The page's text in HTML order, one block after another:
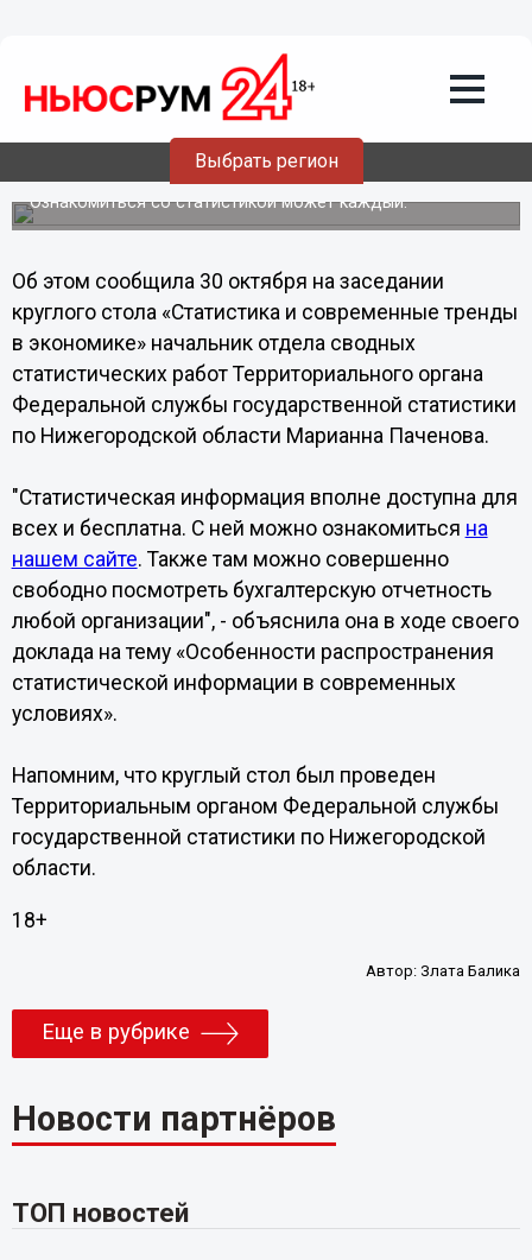
Выбрать регион
30.10.201317:10
Нижегородцы имеют свободный
доступ к статистической информации
Ознакомиться со статистикой может каждый.
Об этом сообщила 30 октября на заседании
круглого стола «Статистика и современные тренды
в экономике» начальник отдела сводных
статистических работ Территориального органа
Федеральной службы государственной статистики
по Нижегородской области Марианна Паченова.
"Статистическая информация вполне доступна для
всех и бесплатна. С ней можно ознакомиться на
нашем сайте. Также там можно совершенно
свободно посмотреть бухгалтерскую отчетность
любой организации", - объяснила она в ходе своего
доклада на тему «Особенности распространения
статистической информации в современных
условиях».
Напомним, что круглый стол был проведен
Территориальным органом Федеральной службы
государственной статистики по Нижегородской
области.
18+
Автор: Злата Балика
Еще в рубрике
Новости партнёров
ТОП новостей